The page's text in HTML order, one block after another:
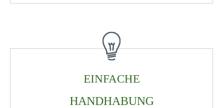
EINFACHE
HANDHABUNG